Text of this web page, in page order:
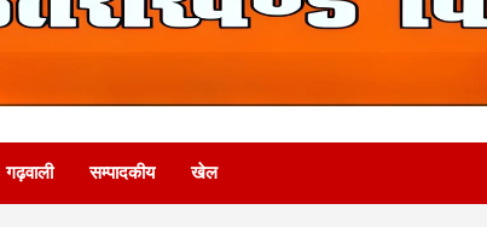
गढ़वाली सम्पादकीय खेल